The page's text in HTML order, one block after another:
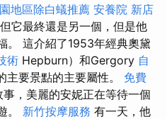
地區除白蟻推薦 安養院 新店
它最終還是另一個，但是他
。 這介紹了1953年經典奧黛
術 Hepburn）和Gergory 自
主要景點的主要屬性。 免費
，美麗的安妮正在等待一個
。 新竹按摩服務 有一天，他